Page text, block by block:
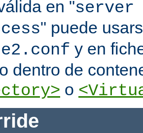
en "
" puede
y en
dentro de
o